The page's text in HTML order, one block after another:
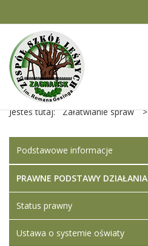
Jesteś tutaj: Załatwianie spraw >
Podstawowe informacje
PRAWNE PODSTAWY DZIAŁANIA
Status prawny
Ustawa o systemie oświaty